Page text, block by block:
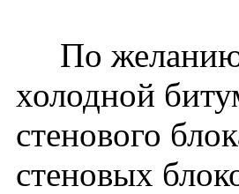
По желанию
холодной
стенового
стеновых